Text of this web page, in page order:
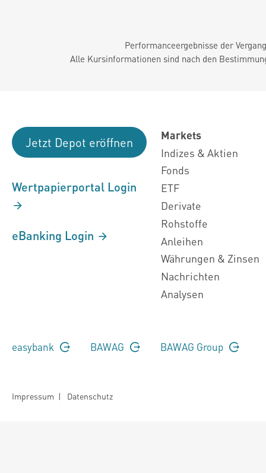
Performanceergebnisse der
Alle Kursinformationen sind nach den
Jetzt Depot eröffnen
Wertpapierportal Login
eBanking Login
Markets
Indizes & Aktien
Fonds
ETF
Derivate
Rohstoffe
Anleihen
Währungen & Zinsen
Nachrichten
Analysen
easybank BAWAG BAWAG Group
Impressum | Datenschutz